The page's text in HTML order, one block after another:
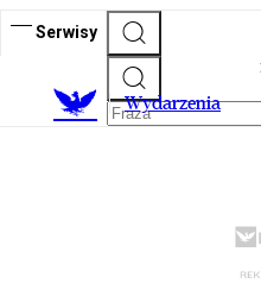
Serwisy
Wydarzenia